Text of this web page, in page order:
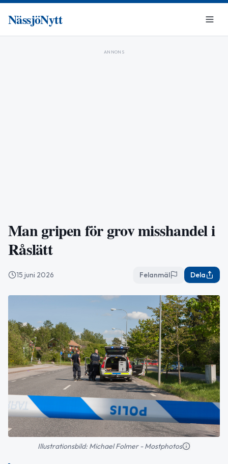
NässjöNytt
ANNONS
Man gripen för grov misshandel i
Råslätt
15 juni 2026 Felanmäl Dela
Illustrationsbild: Michael Folmer - Mostphotos